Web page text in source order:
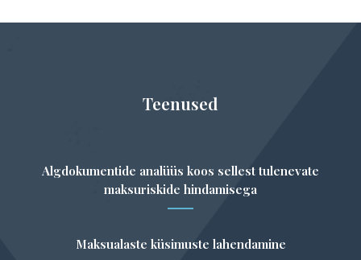
Teenused
Algdokumentide analüüs koos sellest tulenevate
maksuriskide hindamisega
Maksualaste küsimuste lahendamine